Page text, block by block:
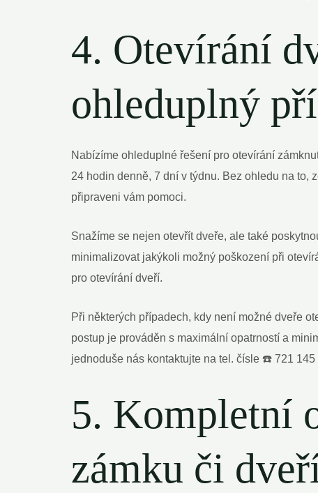
4. Otevírání
ohleduplný
Nabízíme ohleduplné řešení pro otevírání
24 hodin denně, 7 dní v týdnu. Bez ohledu na to,
připraveni vám pomoci.
Snažíme se nejen otevřít dveře, ale také
minimalizovat jakýkoli možný poškození při
pro otevírání dveří.
Při některých případech, kdy není možné dveře
postup je prováděn s maximální opatrností a
jednoduše nás kontaktujte na tel. čísle ☎️ 721 145
5. Kompletní
zámku či